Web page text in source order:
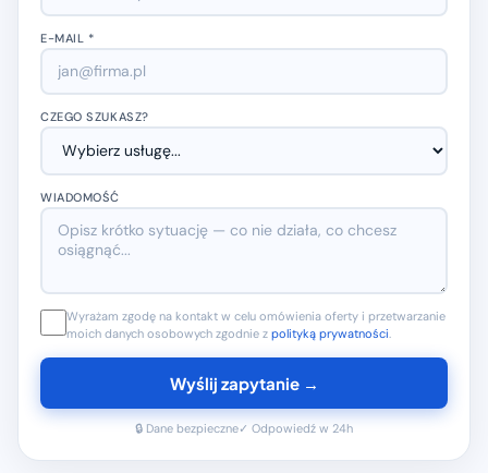
E-MAIL *
CZEGO SZUKASZ?
WIADOMOŚĆ
Wyrażam zgodę na kontakt w celu omówienia oferty i przetwarzanie
moich danych osobowych zgodnie z polityką prywatności
Wyślij zapytanie →
🔒 Dane bezpieczne✓ Odpowiedź w 24h